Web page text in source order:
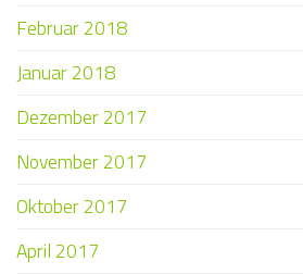
Februar 2018
Januar 2018
Dezember 2017
November 2017
Oktober 2017
April 2017